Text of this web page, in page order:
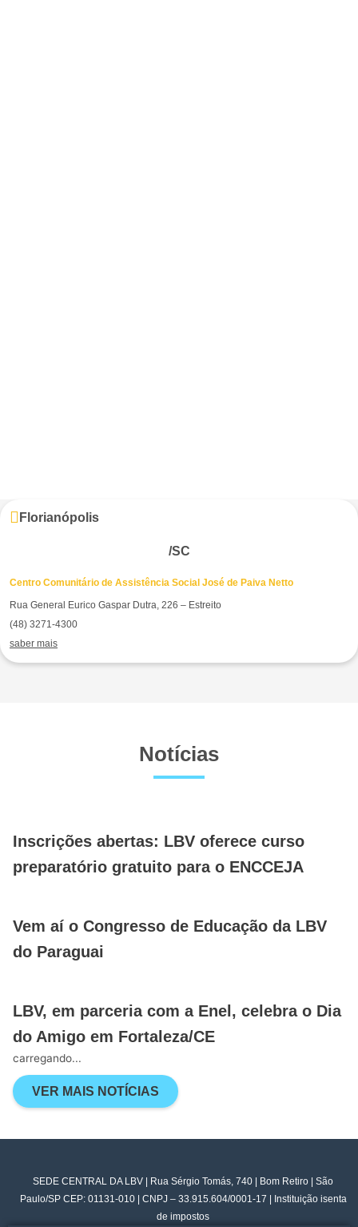
Florianópolis
/SC
Centro Comunitário de Assistência Social José de Paiva Netto
Rua General Eurico Gaspar Dutra, 226 – Estreito
(48) 3271-4300
saber mais
Notícias
Inscrições abertas: LBV oferece curso
preparatório gratuito para o ENCCEJA
Vem aí o Congresso de Educação da LBV
do Paraguai
LBV, em parceria com a Enel, celebra o Dia
do Amigo em Fortaleza/CE
carregando...
VER MAIS NOTÍCIAS
SEDE CENTRAL DA LBV | Rua Sérgio Tomás, 740 | Bom Retiro | São
Paulo/SP CEP: 01131-010 | CNPJ – 33.915.604/0001-17 | Instituição isenta
de impostos